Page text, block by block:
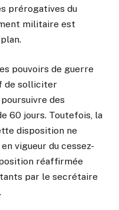
prérogatives du
militaire est
pouvoirs de guerre
de solliciter
des
60 jours. Toutefois, la
disposition ne
vigueur du cessez-
réaffirmée
par le secrétaire